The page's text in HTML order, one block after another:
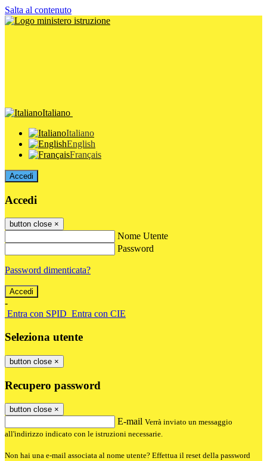
Salta al contenuto
Italiano
Italiano
English
Français
Accedi
Accedi
button close ×
Nome Utente
Password
Password dimenticata?
-
Entra con SPID Entra con CIE
Seleziona utente
button close ×
Recupero password
button close ×
E-mail Verrà inviato un messaggio
all'indirizzo indicato con le istruzioni necessarie.
Non hai una e-mail associata al nome utente? Effettua il reset della password